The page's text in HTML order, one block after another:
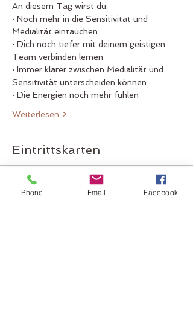
An diesem Tag wirst du:
· Noch mehr in die Sensitivität und
Medialität eintauchen
· Dich noch tiefer mit deinem geistigen
Team verbinden lernen
· Immer klarer zwischen Medialität und
Sensitivität unterscheiden können
· Die Energien noch mehr fühlen
Weiterlesen >
Eintrittskarten
Verkauf beendet
Phone Email Facebook